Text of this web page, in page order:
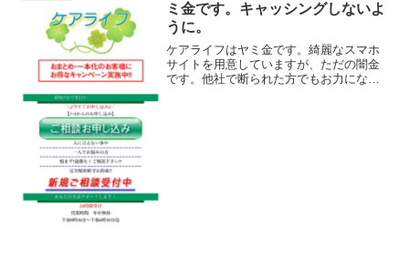
ミ金です。キャッシングしないよ
うに。
ケアライフはヤミ金です。綺麗なスマホ
サイトを用意していますが、ただの闇金
です。他社で断られた方でもお力になれ